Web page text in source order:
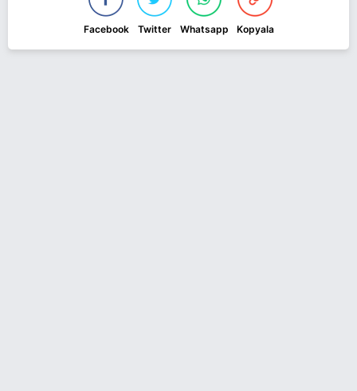
Facebook Twitter Whatsapp Kopyala